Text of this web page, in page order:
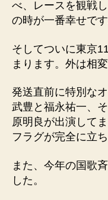
べ、レースを観戦
の時が一番幸せで
そしてついに東京
まります。外は相
発送直前に特別な
武豊と福永祐一、
原明良が出演して
フラグが完全に立ち
また、今年の国歌
した。